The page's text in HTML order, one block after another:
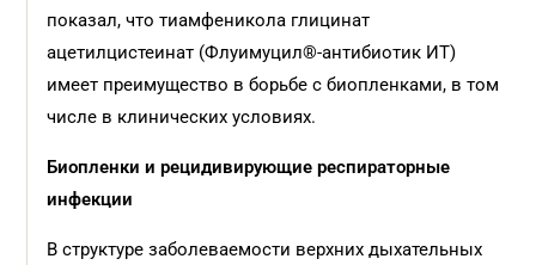
показал, что тиамфеникола глицинат
ацетилцистеинат (Флуимуцил®-антибиотик ИТ)
имеет преимущество в борьбе с биопленками, в том
числе в клинических условиях.
Биопленки и рецидивирующие респираторные
инфекции
В структуре заболеваемости верхних дыхательных